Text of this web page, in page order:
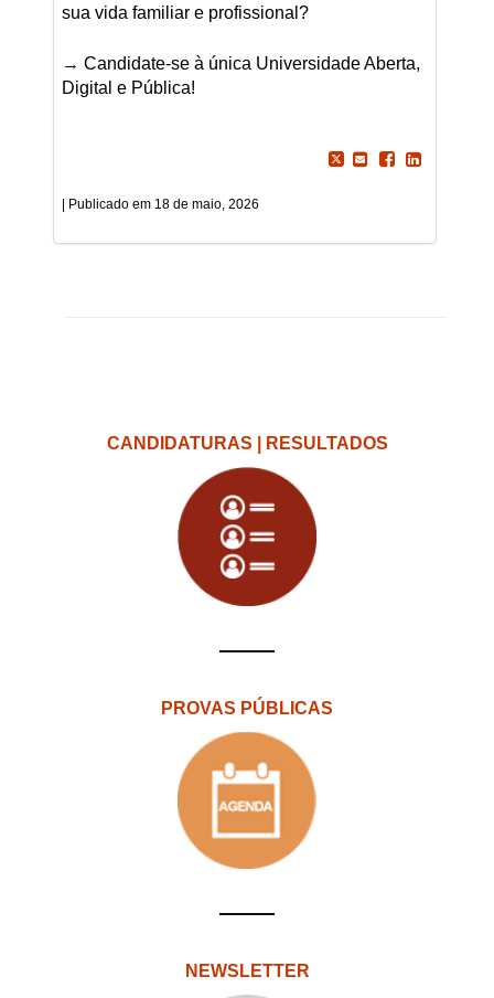
sua vida familiar e profissional?
→ Candidate-se à única Universidade Aberta,
Digital e Pública!
18 de maio, 2026
CANDIDATURAS | RESULTADOS
PROVAS PÚBLICAS
NEWSLETTER